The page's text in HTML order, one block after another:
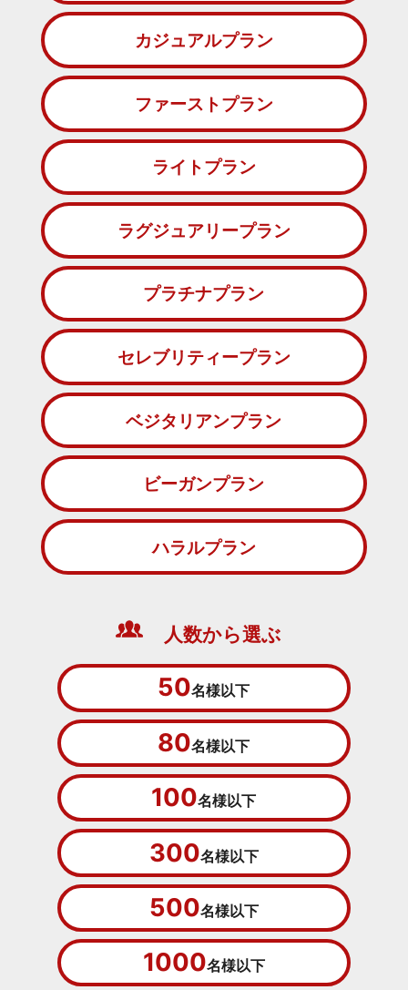
カジュアルプラン
ファーストプラン
ライトプラン
ラグジュアリープラン
プラチナプラン
セレブリティープラン
ベジタリアンプラン
ビーガンプラン
ハラルプラン
人数から選ぶ
50名様以下
80名様以下
100名様以下
300名様以下
500名様以下
1000名様以下